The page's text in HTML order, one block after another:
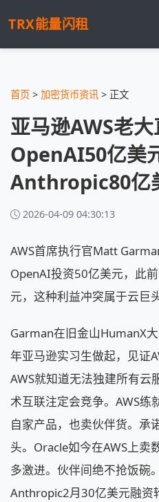
TRX能量闪租
首页 > 加密货币资讯 > 正文
亚马逊AWS老
OpenAI50亿美
Anthropic80亿
2026-04-09 04:30:13
AWS首席执行官Matt
OpenAI投资50亿美元，此
元，这种利益冲突属于云巨
Garman在旧金山HumanX
年亚马逊实习生做起，见证
AWS就知道无法独建所有云
术互联注定会竞争。AWS练
自家产品，也卖伙伴货。承
头。Oracle如今在AWS上卖
多激进。伙伴间绝不抢饭碗
Anthropic2月30亿美元融资